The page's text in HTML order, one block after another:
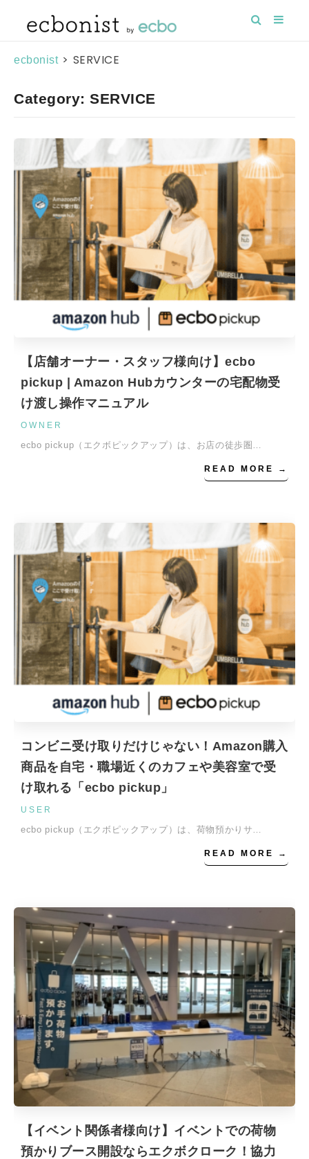
ecbonist > SERVICE
Category: SERVICE
【店舗オーナー・スタッフ様向け】ecbo
pickup | Amazon Hubカウンターの宅配物受
け渡し操作マニュアル
OWNER
ecbo pickup（エクボピックアップ）は、お店の徒歩圏…
READ MORE →
コンビニ受け取りだけじゃない！Amazon購入
商品を自宅・職場近くのカフェや美容室で受
け取れる「ecbo pickup」
USER
ecbo pickup（エクボピックアップ）は、荷物預かりサ…
READ MORE →
【イベント関係者様向け】イベントでの荷物
預かりブース開設ならエクボクローク！協力